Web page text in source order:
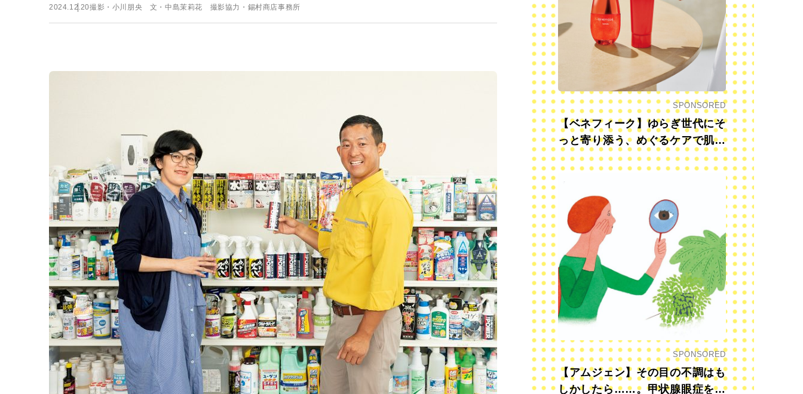
2024.12.20撮影・小川朋央 文・中島茉莉花 撮影協力・錫村商店事務所
SPONSORED
【ベネフィーク】ゆらぎ世代にそ
っと寄り添う、めぐるケアで肌も
心も前向きに
SPONSORED
【アムジェン】その目の不調はも
しかしたら……。甲状腺眼症を知